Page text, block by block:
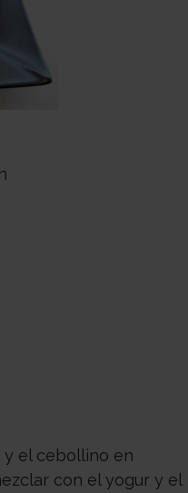
y el cebollino en
con el yogur y el